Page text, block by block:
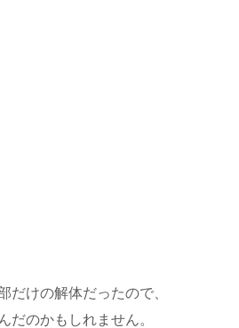
だけの解体だったので、
だのかもしれません。